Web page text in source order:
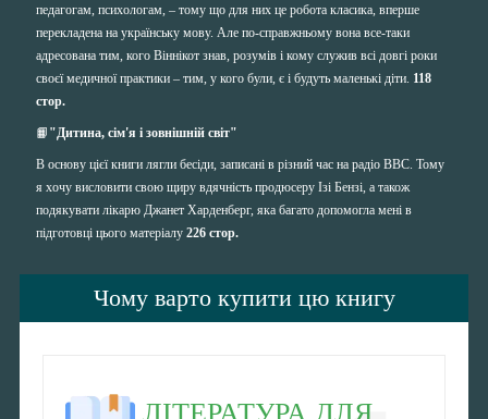
педагогам, психологам, – тому що для них це робота класика, вперше
перекладена на українську мову. Але по-справжньому вона все-таки
адресована тим, кого Віннікот знав, розумів і кому служив всі довгі роки
своєї медичної практики – тим, у кого були, є і будуть маленькі діти. 118
стор.
📙 "Дитина, сім'я і зовнішній світ"
В основу цієї книги лягли бесіди, записані в різний час на радіо BBC. Тому
я хочу висловити свою щиру вдячність продюсеру Ізі Бензі, а також
подякувати лікарю Джанет Харденберг, яка багато допомогла мені в
підготовці цього матеріалу 226 стор.
Чому варто купити цю книгу